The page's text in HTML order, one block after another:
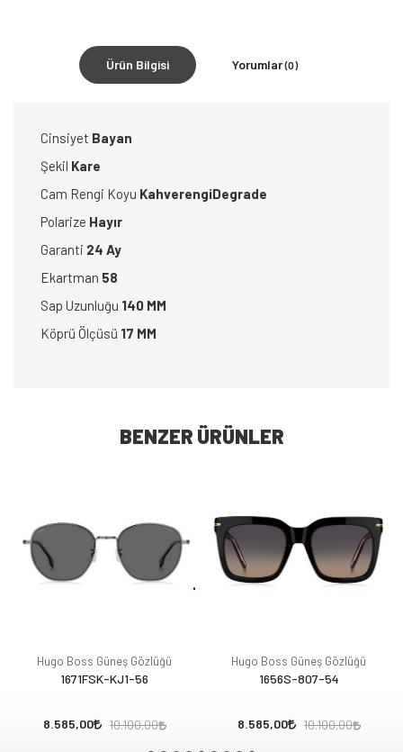
Ürün Bilgisi Yorumlar(0)
Cinsiyet Bayan
Şekil Kare
Cam Rengi Koyu KahverengiDegrade
Polarize Hayır
Garanti 24 Ay
Ekartman 58
Sap Uzunluğu 140 MM
Köprü Ölçüsü 17 MM
BENZER ÜRÜNLER
Hugo Boss Güneş Gözlüğü
1671FSK-KJ1-56
8.585,00 10.100,00
Hugo Boss Güneş Gözlüğü
1656S-807-54
8.585,00 10.100,00